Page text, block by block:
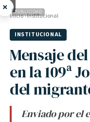
× PUBLICIDAD
Inicio›Institucional
INSTITUCIONAL
Mensaje
en la 109ª
del
Enviado por el